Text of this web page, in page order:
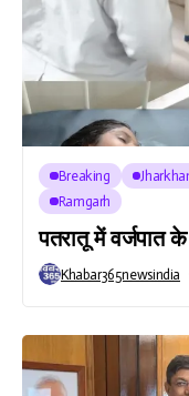
Breaking
Ramgarh
पतरातू में वर्जपात
Khabar365newsindia